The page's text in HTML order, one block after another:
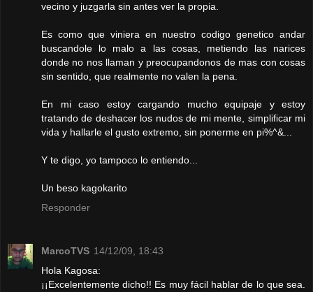
vecino y juzgarla sin antes ver la propia.
Es como que viniera en nuestro codigo genetico andar
buscandole lo malo a las cosas, metiendo las narices
donde no nos llaman y preocupandonos de mas con cosas
sin sentido, que realmente no valen la pena.
En mi caso estoy cargando mucho equipaje y estoy
tratando de deshacer los nudos de mi mente, simplificar mi
vida y hallarle el gusto extremo, sin ponerme en pi%^&...
Y te digo, yo tampoco lo entiendo...
Un beso kagokarito
Responder
MarcoTVS 14/12/09, 18:43
Hola Kagosa:
¡¡Excelentemente dicho!! Es muy fácil hablar de lo que sea.